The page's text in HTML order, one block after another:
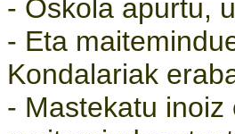
- Oskola apurtu,
- Eta
Kondalariak
- Mastekatu